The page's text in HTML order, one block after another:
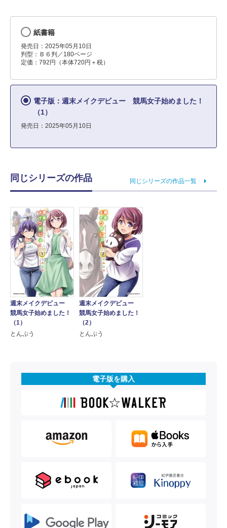
紙書籍
発売日：2025年05月10日
判型：Ｂ６判／180ページ
定価：792円（本体720円＋税）
電子版：週末メイクデビュー 競馬女子始めました！
（1）
発売日：2025年05月10日
同じシリーズの作品 同じシリーズの作品一覧
週末メイクデビュー
競馬女子始めました！
（1）
とんぷう
週末メイクデビュー
競馬女子始めました！
（2）
とんぷう
電子版を購入